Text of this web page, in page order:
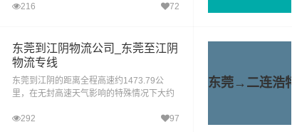
的物流需求提供专业化服务。经过多年的稳
216 72
东莞到江阴物流公司_东莞至江阴
物流专线
东莞到江阴的距离全程高速约1473.79公
里，在无封高速天气影响的特殊情况下大约
东莞至江阴货运专线，自开通以来已近十年
292 97
东莞→二连浩特